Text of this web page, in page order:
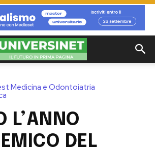
Medicina e Odontoiatria
L’ANNO
DEL